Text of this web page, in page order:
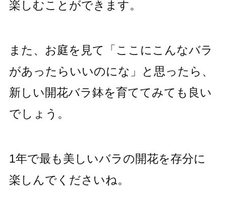
楽しむことができます。
また、お庭を見て「ここにこんなバラ
があったらいいのにな」と思ったら、
新しい開花バラ鉢を育ててみても良い
でしょう。
1年で最も美しいバラの開花を存分に
楽しんでくださいね。